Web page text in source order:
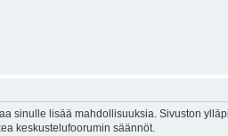
sinulle lisää mahdollisuuksia. Sivuston
keskustelufoorumin säännöt.